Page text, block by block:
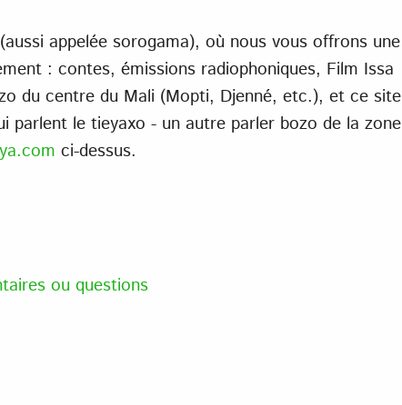
appelée sorogama), où nous vous offrons une
: contes, émissions radiophoniques, Film Issa
du centre du Mali (Mopti, Djenné, etc.), et ce site
parlent le tieyaxo - un autre parler bozo de la zone
ci-dessus.
ou questions